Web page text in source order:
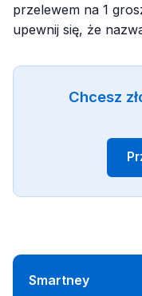
przelewem na 1
upewnij się, że
Chcesz
Smartney